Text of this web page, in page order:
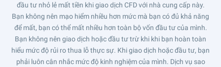
đầu tư nhỏ lẻ mất tiền khi giao dịch CFD với nhà cung cấp này.
Bạn không nên mạo hiểm nhiều hơn mức mà bạn có đủ khả năng
để mất, bạn có thể mất nhiều hơn toàn bộ vốn đầu tư của mình.
Bạn không nên giao dịch hoặc đầu tư trừ khi khi bạn hoàn toàn
hiểu mức độ rủi ro thua lỗ thực sự. Khi giao dịch hoặc đầu tư, bạn
phải luôn cân nhắc mức độ kinh nghiệm của mình. Dịch vụ sao